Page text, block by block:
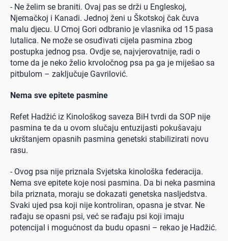
- Ne želim se braniti. Ovaj pas se drži u Engleskoj,
Njemačkoj i Kanadi. Jednoj ženi u Škotskoj čak čuva
malu djecu. U Crnoj Gori odbranio je vlasnika od 15 pasa
lutalica. Ne može se osuđivati cijela pasmina zbog
postupka jednog psa. Ovdje se, najvjerovatnije, radi o
tome da je neko želio krvoločnog psa pa ga je miješao sa
pitbulom – zaključuje Gavrilović.
Nema sve epitete pasmine
Refet Hadžić iz Kinološkog saveza BiH tvrdi da SOP nije
pasmina te da u ovom slučaju entuzijasti pokušavaju
ukrštanjem opasnih pasmina genetski stabilizirati novu
rasu.
- Ovog psa nije priznala Svjetska kinološka federacija.
Nema sve epitete koje nosi pasmina. Da bi neka pasmina
bila priznata, moraju se dokazati genetska nasljedstva.
Svaki ujed psa koji nije kontroliran, opasna je stvar. Ne
rađaju se opasni psi, već se rađaju psi koji imaju
potencijal i mogućnost da budu opasni – rekao je Hadžić.